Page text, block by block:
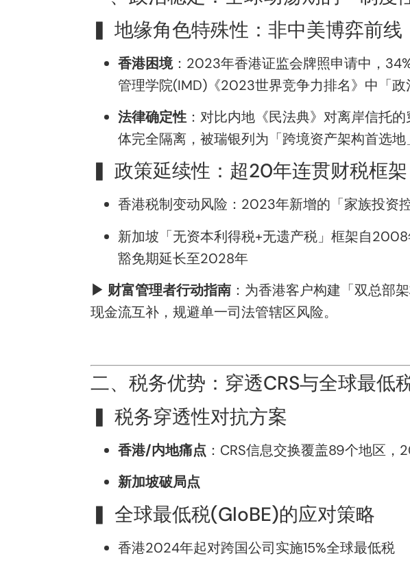
▍ 地缘角色特殊性：非中美博弈前线
香港困境：2023年香港证监会牌照申请中，
管理学院(IMD)《2023世界竞争力排名》中「
法律确定性 ：对比内地《民法典》对离岸信托
体完全隔离，被瑞银列为「跨境资产架构首选地
▍ 政策延续性：超20年连贯财税框架
香港税制变动风险：2023年新增的「家族投资
新加坡「无资本利得税+无遗产税」框架自
豁免期延长至2028年
▶ 财富管理者行动指南 ：为香港客户构建「双总部
现金流互补，规避单一司法管辖区风险。
二、税务优势：穿透CRS与全球最低
▍ 税务穿透性对抗方案
香港/内地痛点 ：CRS信息交换覆盖89个地区，
新加坡破局点
▍ 全球最低税(GloBE)的应对策略
香港2024年起对跨国公司实施15%全球最低税